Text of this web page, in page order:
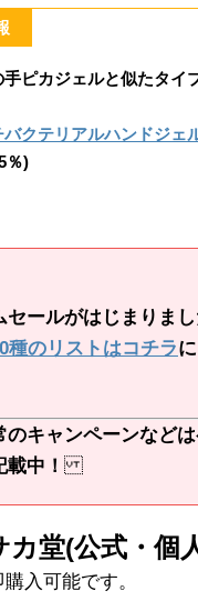
ピカジェルと似たタイ
クテリアルハンドジェ
％)
ールがはじまりまし
種のリストはコチラ
のキャンペーンなど
中！
カ堂(公式・個
入可能です。